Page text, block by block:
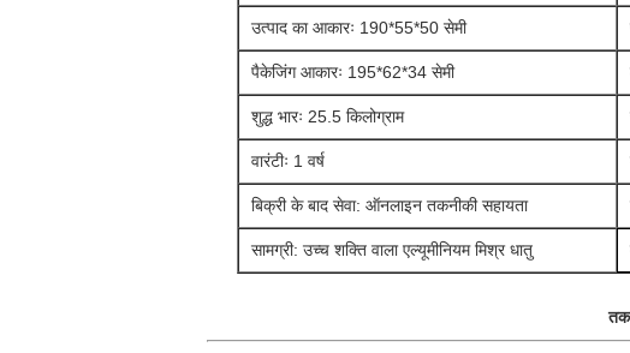
उत्पाद का आकारः 190*55*50 सेमी
पैकेजिंग आकारः 195*62*34 सेमी
शुद्ध भारः 25.5 किलोग्राम
वारंटीः 1 वर्ष
बिक्री के बाद सेवा: ऑनलाइन तकनीकी सहायता
सामग्री: उच्च शक्ति वाला एल्यूमीनियम मिश्र धातु